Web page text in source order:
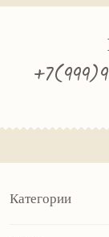
Категории